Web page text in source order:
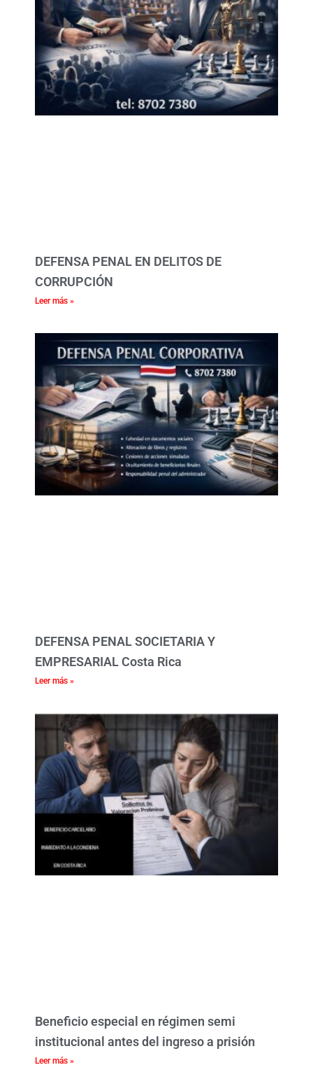
DEFENSA PENAL EN DELITOS DE
CORRUPCIÓN
Leer más »
DEFENSA PENAL SOCIETARIA Y
EMPRESARIAL Costa Rica
Leer más »
Beneficio especial en régimen semi
institucional antes del ingreso a prisión
Leer más »